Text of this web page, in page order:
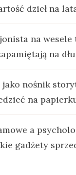
dzieł na
na wesele
na
nośnik
na
a
gadżety